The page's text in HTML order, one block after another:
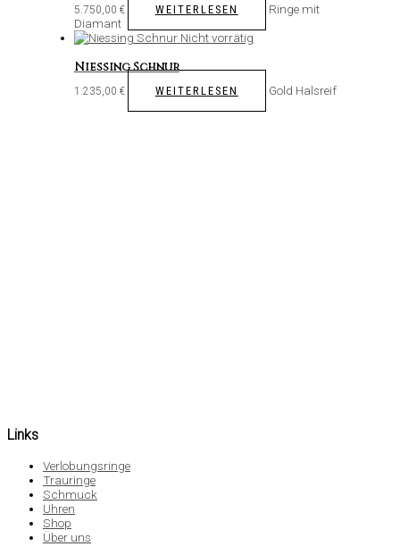
5.750,00 € WEITERLESEN
Ringe mit
Diamant
Nicht vorrätig
Niessing Schnur
1.235,00 € WEITERLESEN Gold Halsreif
Links
Verlobungsringe
Trauringe
Schmuck
Uhren
Shop
Über uns